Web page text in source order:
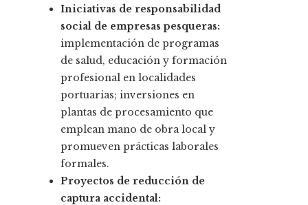
Iniciativas de responsabilidad
social de empresas pesqueras:
implementación de programas
de salud, educación y formación
profesional en localidades
portuarias; inversiones en
plantas de procesamiento que
emplean mano de obra local y
promueven prácticas laborales
formales.
Proyectos de reducción de
captura accidental: